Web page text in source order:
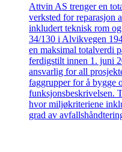
Attvin AS trenger en
verksted for reparasjon
inkludert teknisk rom
34/130 i Alvikvegen
en maksimal totalverdi
ferdigstilt innen 1. juni
ansvarlig for all
faggrupper for å bygge
funksjonsbeskrivelsen.
hvor miljøkriteriene
grad av